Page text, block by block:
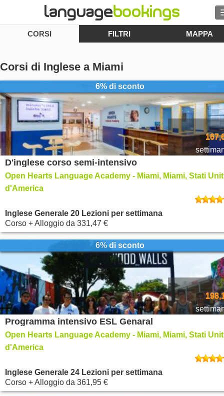
Cerca
SFOGLIARE
Entra
Aiuto
Valuta €
Lingua
CORSI FILTRI MAPPA
Corsi di Inglese a Miami
6% di sconto
D'inglese corso semi-intensivo
Open Hearts Language Academy - Miami, Miami, Stati
d'America
Inglese Generale 20 Lezioni per settimana
Corso + Alloggio da 331,47 €
6% di sconto
Programma intensivo ESL Genaral
Open Hearts Language Academy - Miami, Miami, Stati
d'America
Inglese Generale 24 Lezioni per settimana
Corso + Alloggio da 361,95 €